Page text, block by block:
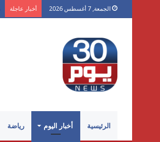
الجمعة, 7 أغسطس 2026 أخبار عاجلة
الرئيسية أخبار اليوم رياضة